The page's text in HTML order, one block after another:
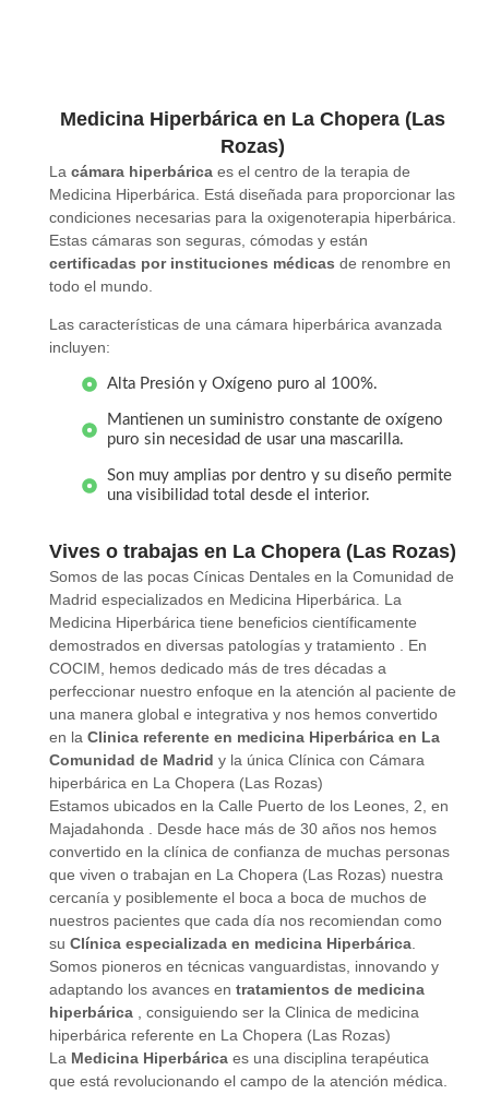
Medicina Hiperbárica en La Chopera (Las
Rozas)
La cámara hiperbárica es el centro de la terapia de
Medicina Hiperbárica. Está diseñada para proporcionar las
condiciones necesarias para la oxigenoterapia hiperbárica.
Estas cámaras son seguras, cómodas y están
certificadas por instituciones médicas de renombre en
todo el mundo.
Las características de una cámara hiperbárica avanzada
incluyen:
Alta Presión y Oxígeno puro al 100%.
Mantienen un suministro constante de oxígeno
puro sin necesidad de usar una mascarilla.
Son muy amplias por dentro y su diseño permite
una visibilidad total desde el interior.
Vives o trabajas en La Chopera (Las Rozas)
Somos de las pocas Cínicas Dentales en la Comunidad de
Madrid especializados en Medicina Hiperbárica. La
Medicina Hiperbárica tiene beneficios científicamente
demostrados en diversas patologías y tratamiento . En
COCIM, hemos dedicado más de tres décadas a
perfeccionar nuestro enfoque en la atención al paciente de
una manera global e integrativa y nos hemos convertido
en la Clinica referente en medicina Hiperbárica en La
Comunidad de Madrid y la única Clínica con Cámara
hiperbárica en La Chopera (Las Rozas)
Estamos ubicados en la Calle Puerto de los Leones, 2, en
Majadahonda . Desde hace más de 30 años nos hemos
convertido en la clínica de confianza de muchas personas
que viven o trabajan en La Chopera (Las Rozas) nuestra
cercanía y posiblemente el boca a boca de muchos de
nuestros pacientes que cada día nos recomiendan como
su Clínica especializada en medicina Hiperbárica.
Somos pioneros en técnicas vanguardistas, innovando y
adaptando los avances en tratamientos de medicina
hiperbárica , consiguiendo ser la Clinica de medicina
hiperbárica referente en La Chopera (Las Rozas)
La Medicina Hiperbárica es una disciplina terapéutica
que está revolucionando el campo de la atención médica.